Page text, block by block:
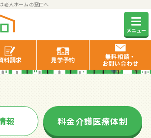
老人ホームの窓口へ
メニュー
料請求 見学予約
無料相談・
お問い合わせ
ブライカ
報 料金介護医療体制